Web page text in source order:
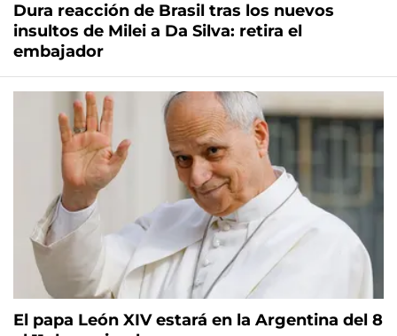
Dura reacción de Brasil tras los nuevos
insultos de Milei a Da Silva: retira el
embajador
El papa León XIV estará en la Argentina del 8